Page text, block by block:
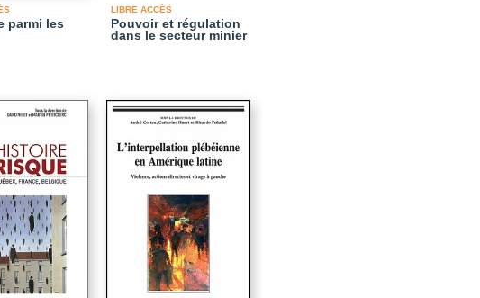
parmi les
LIBRE ACCÈS
Pouvoir et régulation
dans le secteur minier